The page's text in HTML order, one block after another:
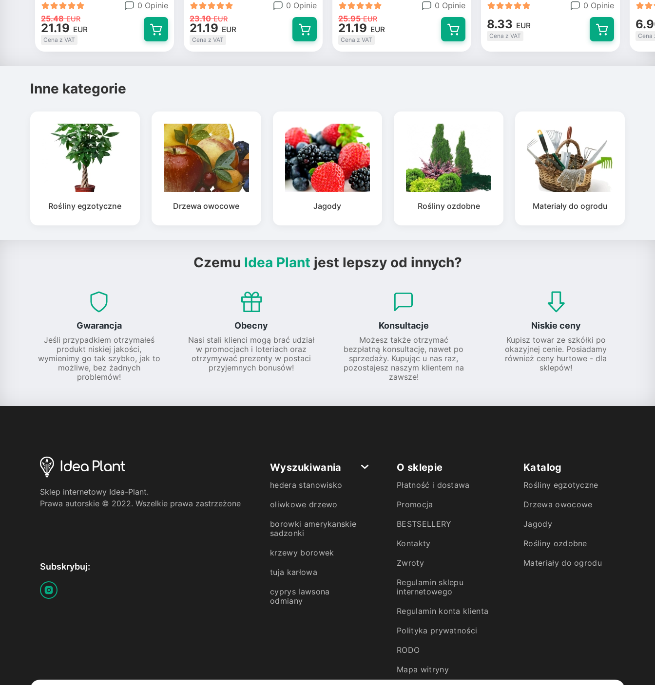
0 Opinie
25.48 EUR
21.19 EUR
Cena z VAT
0 Opinie
23.10 EUR
21.19 EUR
Cena z VAT
0 Opinie
25.95 EUR
21.19 EUR
Cena z VAT
0 Opinie
8.33 EUR
Cena z VAT Cena
Inne kategorie
Rośliny egzotyczne Drzewa owocowe Jagody Rośliny ozdobne Materiały do ogrodu
Czemu Idea Plant jest lepszy od innych?
Gwarancja
Jeśli przypadkiem otrzymałeś
produkt niskiej jakości,
wymienimy go tak szybko, jak to
możliwe, bez żadnych
problemów!
Obecny
Nasi stali klienci mogą brać udział
w promocjach i loteriach oraz
otrzymywać prezenty w postaci
przyjemnych bonusów!
Konsultacje
Możesz także otrzymać
bezpłatną konsultację, nawet po
sprzedaży. Kupując u nas raz,
pozostajesz naszym klientem na
zawsze!
Niskie ceny
Kupisz towar ze szkółki po
okazyjnej cenie. Posiadamy
również ceny hurtowe - dla
sklepów!
Sklep internetowy Idea-Plant.
Prawa autorskie © 2022. Wszelkie prawa zastrzeżone
Subskrybuj:
Wyszukiwania
hedera stanowisko
oliwkowe drzewo
borowki amerykanskie
sadzonki
krzewy borowek
tuja karłowa
cyprys lawsona
odmiany
O sklepie
Płatność i dostawa
Promocja
BESTSELLERY
Kontakty
Zwroty
Regulamin sklepu
internetowego
Regulamin konta klienta
Polityka prywatności
RODO
Mapa witryny
Katalog
Rośliny egzotyczne
Drzewa owocowe
Jagody
Rośliny ozdobne
Materiały do ogrodu